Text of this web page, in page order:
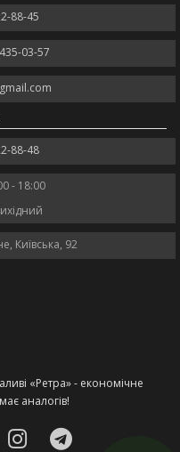
88-45
03-57
88-48
- 18:00
Київська, 92
«Ретра» - економічне
аналогів!